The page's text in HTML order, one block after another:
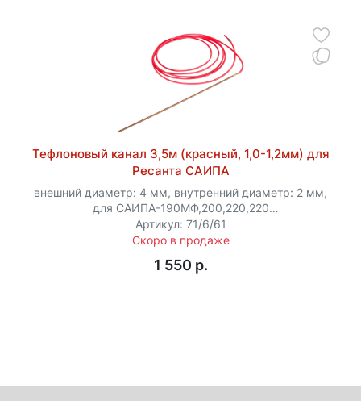
Тефлоновый канал 3,5м (красный, 1,0-1,2мм) для
Ресанта САИПА
внешний диаметр: 4 мм, внутренний диаметр: 2 мм,
для САИПА-190МФ,200,220,220
(MIG/MAG),250,350,500
Артикул: 71/6/61
Скоро в продаже
1 550 p.